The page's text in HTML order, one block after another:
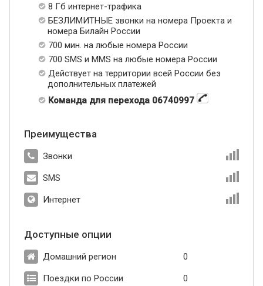
8 Гб интернет-трафика
БЕЗЛИМИТНЫЕ звонки на номера Проекта и
номера Билайн России
700 мин. на любые номера России
700 SMS и MMS на любые номера России
Действует на территории всей России без
дополнительных платежей
Команда для перехода 06740997
Преимущества
Звонки
SMS
Интернет
Доступные опции
Домашний регион 0
Поездки по России 0